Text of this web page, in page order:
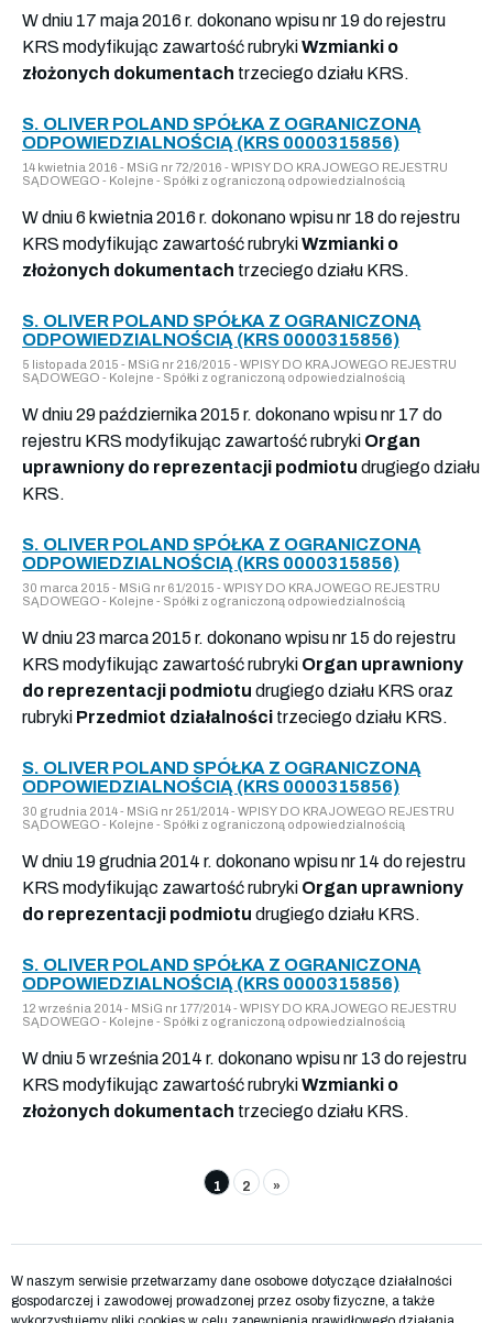
W dniu 17 maja 2016 r. dokonano wpisu nr 19 do rejestru
KRS modyfikując zawartość rubrykiWzmianki o
złożonych dokumentach trzeciego działu KRS.
S. OLIVER POLAND SPÓŁKA Z OGRANICZONĄ
ODPOWIEDZIALNOŚCIĄ (KRS 0000315856)
14 kwietnia 2016 - MSiG nr 72/2016 - WPISY DO KRAJOWEGO REJESTRU
SĄDOWEGO - Kolejne - Spółki z ograniczoną odpowiedzialnością
W dniu 6 kwietnia 2016 r. dokonano wpisu nr 18 do rejestru
KRS modyfikując zawartość rubrykiWzmianki o
złożonych dokumentach trzeciego działu KRS.
S. OLIVER POLAND SPÓŁKA Z OGRANICZONĄ
ODPOWIEDZIALNOŚCIĄ (KRS 0000315856)
5 listopada 2015 - MSiG nr 216/2015 - WPISY DO KRAJOWEGO REJESTRU
SĄDOWEGO - Kolejne - Spółki z ograniczoną odpowiedzialnością
W dniu 29 października 2015 r. dokonano wpisu nr 17 do
rejestru KRS modyfikując zawartość rubryki Organ
uprawniony do reprezentacji podmiotu drugiego działu
KRS.
S. OLIVER POLAND SPÓŁKA Z OGRANICZONĄ
ODPOWIEDZIALNOŚCIĄ (KRS 0000315856)
30 marca 2015 - MSiG nr 61/2015 - WPISY DO KRAJOWEGO REJESTRU
SĄDOWEGO - Kolejne - Spółki z ograniczoną odpowiedzialnością
W dniu 23 marca 2015 r. dokonano wpisu nr 15 do rejestru
KRS modyfikując zawartość rubryki Organ uprawniony
do reprezentacji podmiotu drugiego działu KRS oraz
rubryki Przedmiot działalności trzeciego działu KRS.
S. OLIVER POLAND SPÓŁKA Z OGRANICZONĄ
ODPOWIEDZIALNOŚCIĄ (KRS 0000315856)
30 grudnia 2014 - MSiG nr 251/2014 - WPISY DO KRAJOWEGO REJESTRU
SĄDOWEGO - Kolejne - Spółki z ograniczoną odpowiedzialnością
W dniu 19 grudnia 2014 r. dokonano wpisu nr 14 do rejestru
KRS modyfikując zawartość rubryki Organ uprawniony
do reprezentacji podmiotu drugiego działu KRS.
S. OLIVER POLAND SPÓŁKA Z OGRANICZONĄ
ODPOWIEDZIALNOŚCIĄ (KRS 0000315856)
12 września 2014 - MSiG nr 177/2014 - WPISY DO KRAJOWEGO REJESTRU
SĄDOWEGO - Kolejne - Spółki z ograniczoną odpowiedzialnością
W dniu 5 września 2014 r. dokonano wpisu nr 13 do rejestru
KRS modyfikując zawartość rubrykiWzmianki o
złożonych dokumentach trzeciego działu KRS.
1 2 »
W naszym serwisie przetwarzamy dane osobowe dotyczące działalności
gospodarczej i zawodowej prowadzonej przez osoby fizyczne, a także